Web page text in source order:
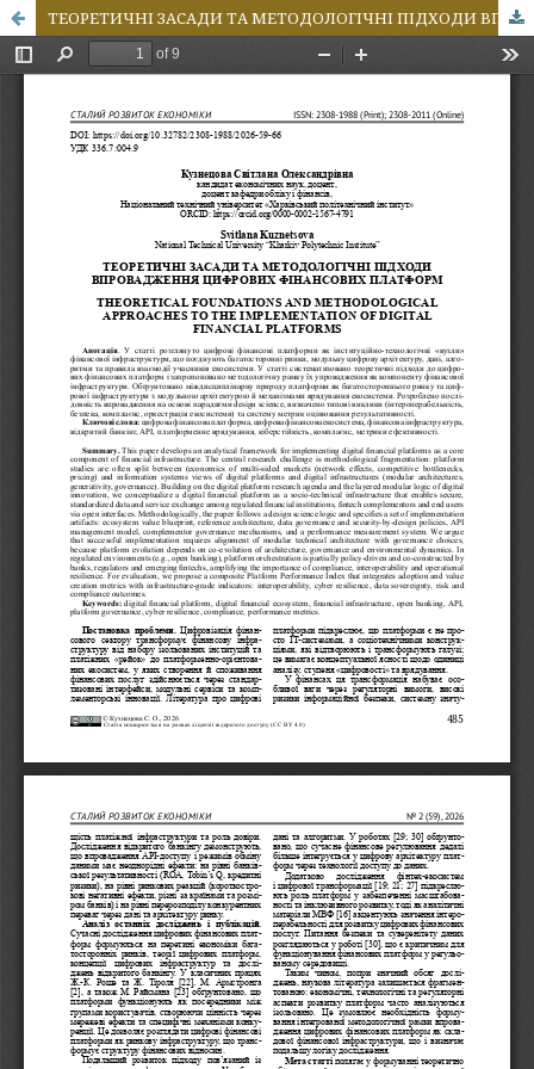
ТЕОРЕТИЧНІ ЗАСАДИ ТА МЕТОДОЛОГІЧНІ ПІДХОДИ ВПРОВАДЖЕННЯ ЦИФРОВИХ ФІНАНСОВИХ ПЛАТФОРМ